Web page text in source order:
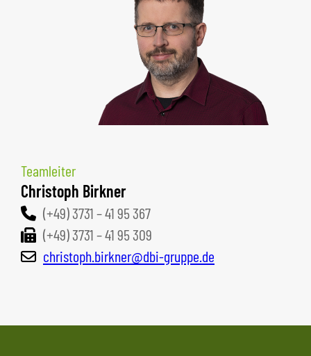
Teamleiter
Christoph Birkner
(+49) 3731 – 41 95 367
(+49) 3731 – 41 95 309
christoph.birkner@dbi-gruppe.de